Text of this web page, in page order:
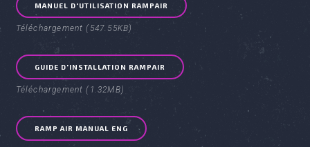
MANUEL D'UTILISATION RAMPAIR
Téléchargement (547.55KB)
GUIDE D'INSTALLATION RAMPAIR
Téléchargement (1.32MB)
RAMP AIR MANUAL ENG